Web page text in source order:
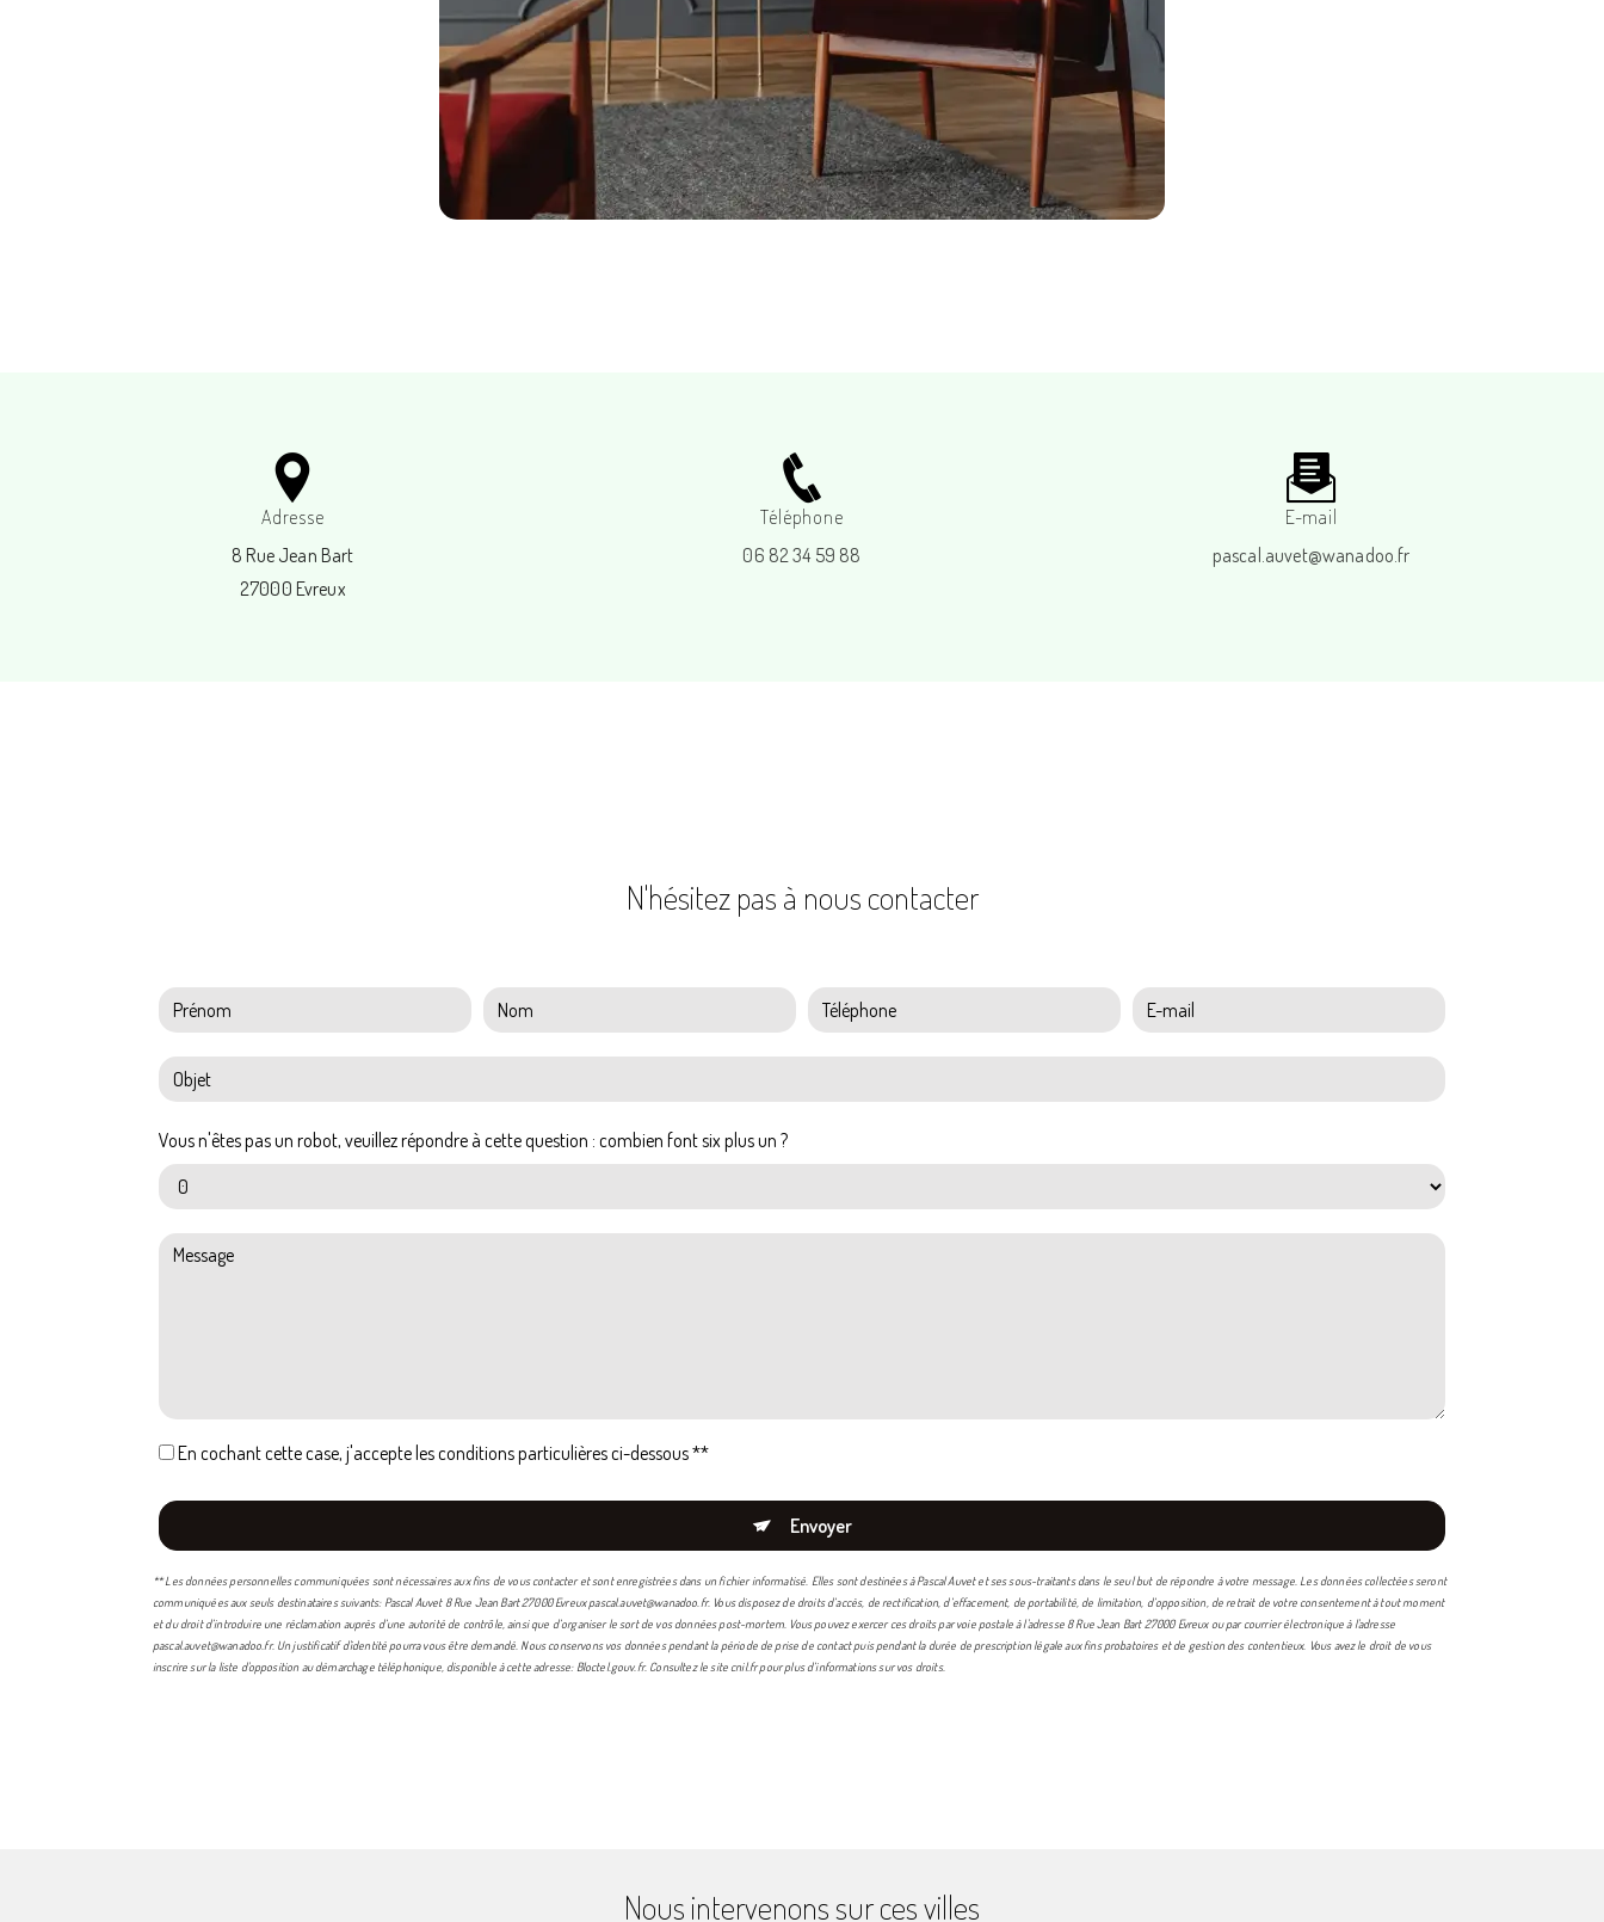
Adresse
8 Rue Jean Bart
27000 Evreux
Téléphone
06 82 34 59 88
E-mail
pascal.auvet@wanadoo.fr
N'hésitez pas à nous contacter
Vous n'êtes pas un robot, veuillez répondre à cette question : combien font six plus un ?
En cochant cette case, j'accepte les conditions particulières ci-dessous **
Envoyer
** Les données personnelles communiquées sont nécessaires aux fins de vous contacter et sont enregistrées dans un fichier informatisé. Elles sont destinées à Pascal Auvet et ses sous-traitants dans le seul but de répondre à votre message. Les données collectées seront
communiquées aux seuls destinataires suivants: Pascal Auvet 8 Rue Jean Bart 27000 Evreux pascal.auvet@wanadoo.fr. Vous disposez de droits d’accès, de rectification, d’effacement, de portabilité, de limitation, d’opposition, de retrait de votre consentement à tout moment
et du droit d’introduire une réclamation auprès d’une autorité de contrôle, ainsi que d’organiser le sort de vos données post-mortem. Vous pouvez exercer ces droits par voie postale à l'adresse 8 Rue Jean Bart 27000 Evreux ou par courrier électronique à l'adresse
pascal.auvet@wanadoo.fr. Un justificatif d'identité pourra vous être demandé. Nous conservons vos données pendant la période de prise de contact puis pendant la durée de prescription légale aux fins probatoires et de gestion des contentieux. Vous avez le droit de vous
inscrire sur la liste d'opposition au démarchage téléphonique, disponible à cette adresse: Bloctel.gouv.fr. Consultez le site cnil.fr pour plus d’informations sur vos droits.
Nous intervenons sur ces villes